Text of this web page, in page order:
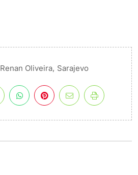
Renan Oliveira, Sarajevo